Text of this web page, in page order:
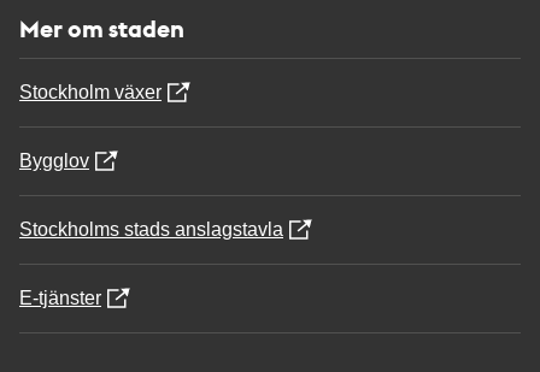
Mer om staden
Stockholm växer
Bygglov
Stockholms stads anslagstavla
E-tjänster